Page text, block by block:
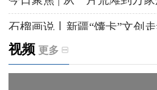
石榴画说丨新疆“馕卡”文创
天山观察丨暑期AI研学热，
视频 更多